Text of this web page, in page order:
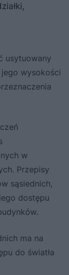
usytuowany
wysokości
w
Przepisy
sąsiednich,
dostępu
ma na
do światła